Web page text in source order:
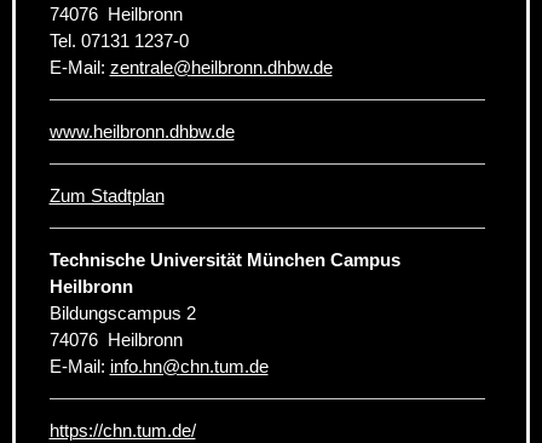
74076 Heilbronn
Tel. 07131 1237-0
E-Mail: zentrale@heilbronn.dhbw.de
www.heilbronn.dhbw.de
Zum Stadtplan
Technische Universität München Campus
Heilbronn
Bildungscampus 2
74076 Heilbronn
E-Mail: info.hn@chn.tum.de
https://chn.tum.de/